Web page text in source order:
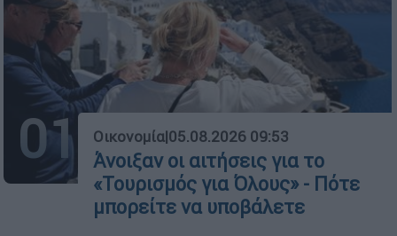
01 Οικονομία|05.08.2026 09:53
Άνοιξαν οι αιτήσεις για το
«Τουρισμός για Όλους» - Πότε
μπορείτε να υποβάλετε